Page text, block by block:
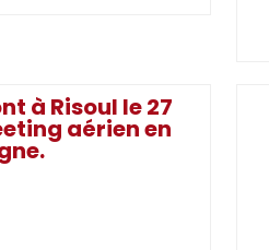
à Risoul le 27
aérien en